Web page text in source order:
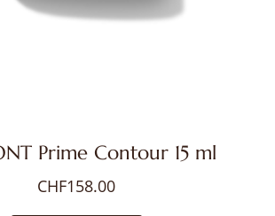
Prime Contour 15 ml
CHF158.00